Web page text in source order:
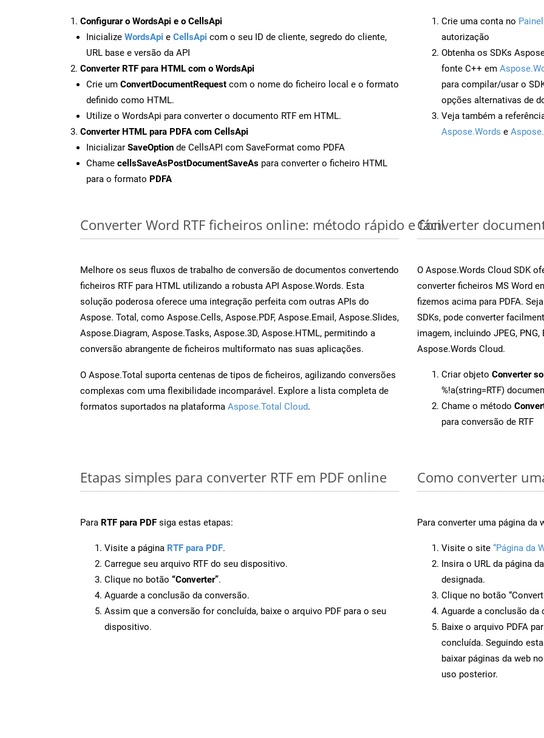
Configurar o WordsApi e o CellsApi
Inicialize WordsApi e CellsApi com o seu ID de cliente, segredo do cliente,
URL base e versão da API
Converter RTF para HTML com o WordsApi
Crie um ConvertDocumentRequest com o nome do ficheiro local e o formato
definido como HTML.
Utilize o WordsApi para converter o documento RTF em HTML.
Converter HTML para PDFA com CellsApi
Inicializar SaveOption de CellsAPI com SaveFormat como PDFA
Chame cellsSaveAsPostDocumentSaveAs para converter o ficheiro HTML
para o formato PDFA
Crie uma conta no Painel
autorização
Obtenha os SDKs
fonte C++ em
para compilar/usar o
opções alternativas de
Veja também a
Aspose.Words e
Converter Word RTF ficheiros online: método rápido e fácil
Melhore os seus fluxos de trabalho de conversão de documentos convertendo
ficheiros RTF para HTML utilizando a robusta API Aspose.Words. Esta
solução poderosa oferece uma integração perfeita com outras APIs do
Aspose. Total, como Aspose.Cells, Aspose.PDF, Aspose.Email, Aspose.Slides,
Aspose.Diagram, Aspose.Tasks, Aspose.3D, Aspose.HTML, permitindo a
conversão abrangente de ficheiros multiformato nas suas aplicações.
O Aspose.Total suporta centenas de tipos de ficheiros, agilizando conversões
complexas com uma flexibilidade incomparável. Explore a lista completa de
formatos suportados na plataforma Aspose.Total Cloud.
Converter
O Aspose.Words Cloud SDK
converter ficheiros MS Word
fizemos acima para PDFA.
SDKs, pode converter
imagem, incluindo JPEG, PNG,
Aspose.Words Cloud.
Criar objeto Converter
%!a(string=RTF)
Chame o método
para conversão de RTF
Etapas simples para converter RTF em PDF online
Para RTF para PDF siga estas etapas:
Visite a página RTF para PDF.
Carregue seu arquivo RTF do seu dispositivo.
Clique no botão “Converter”.
Aguarde a conclusão da conversão.
Assim que a conversão for concluída, baixe o arquivo PDF para o seu
dispositivo.
Como converter
Para converter uma página da
Visite o site “Página da
Insira o URL da página
designada.
Clique no botão
Aguarde a conclusão da
Baixe o arquivo PDFA
concluída. Seguindo
baixar páginas da web
uso posterior.